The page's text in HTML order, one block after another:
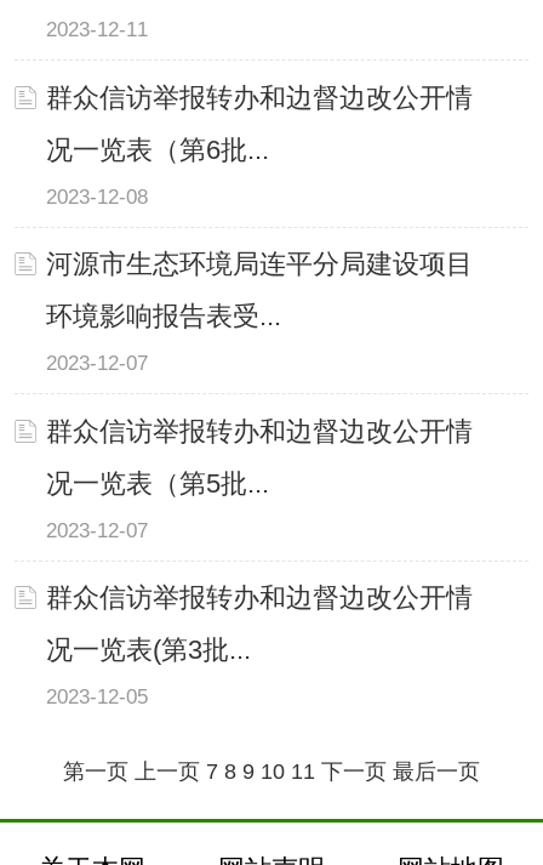
2023-12-11
群众信访举报转办和边督边改公开情
况一览表（第6批...
2023-12-08
河源市生态环境局连平分局建设项目
环境影响报告表受...
2023-12-07
群众信访举报转办和边督边改公开情
况一览表（第5批...
2023-12-07
群众信访举报转办和边督边改公开情
况一览表(第3批...
2023-12-05
第一页 上一页 7 8 9 10 11 下一页 最后一页